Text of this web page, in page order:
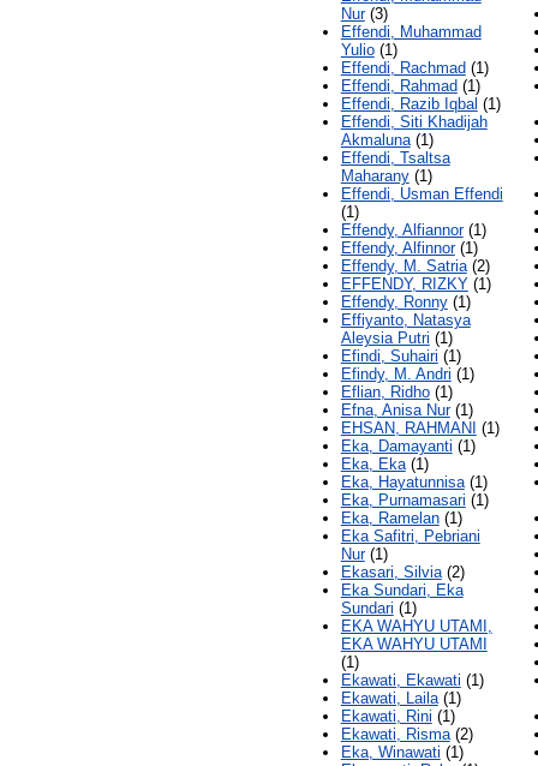
Nur(3)
Effendi, Muhammad
Yulio(1)
Effendi, Rachmad (1)
Effendi, Rahmad (1)
Effendi, Razib Iqbal (1)
Effendi, Siti Khadijah
Akmaluna(1)
Effendi, Tsaltsa
Maharany(1)
Effendi, Usman Effendi
(1)
Effendy, Alfiannor(1)
Effendy, Alfinnor(1)
Effendy, M. Satria(2)
EFFENDY, RIZKY(1)
Effendy, Ronny(1)
Effiyanto, Natasya
Aleysia Putri (1)
Efindi, Suhairi (1)
Efindy, M. Andri (1)
Eflian, Ridho(1)
Efna, Anisa Nur(1)
EHSAN, RAHMANI (1)
Eka, Damayanti (1)
Eka, Eka(1)
Eka, Hayatunnisa(1)
Eka, Purnamasari (1)
Eka, Ramelan(1)
Eka Safitri, Pebriani
Nur(1)
Ekasari, Silvia(2)
Eka Sundari, Eka
Sundari (1)
EKA WAHYU UTAMI,
EKA WAHYU UTAMI
(1)
Ekawati, Ekawati (1)
Ekawati, Laila(1)
Ekawati, Rini (1)
Ekawati, Risma(2)
Eka, Winawati (1)